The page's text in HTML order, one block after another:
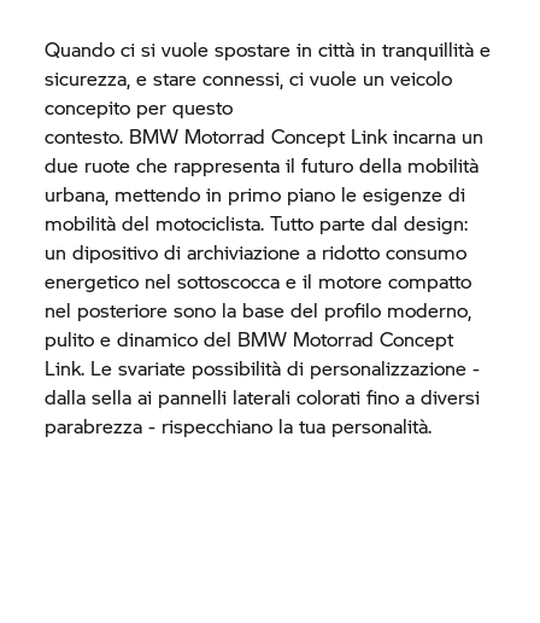
Quando ci si vuole spostare in città in tranquillità e
sicurezza, e stare connessi, ci vuole un veicolo
concepito per questo
contesto. BMW Motorrad Concept Link incarna un
due ruote che rappresenta il futuro della mobilità
urbana, mettendo in primo piano le esigenze di
mobilità del motociclista. Tutto parte dal design:
un dipositivo di archiviazione a ridotto consumo
energetico nel sottoscocca e il motore compatto
nel posteriore sono la base del profilo moderno,
pulito e dinamico del BMW Motorrad Concept
Link. Le svariate possibilità di personalizzazione -
dalla sella ai pannelli laterali colorati fino a diversi
parabrezza - rispecchiano la tua personalità.